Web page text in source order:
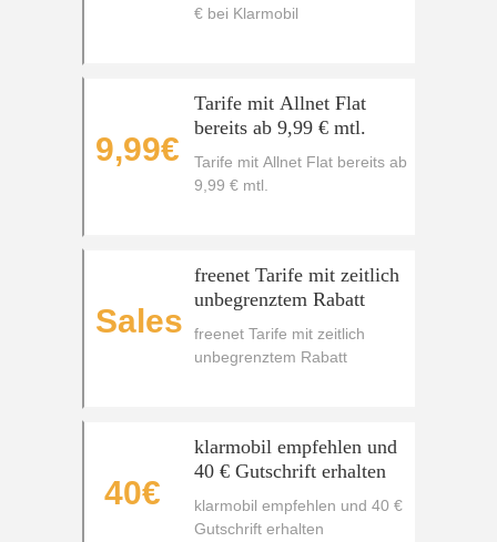
€ bei Klarmobil
9,99€
Tarife mit Allnet Flat
bereits ab 9,99 € mtl.
Tarife mit Allnet Flat bereits ab
9,99 € mtl.
Sales
freenet Tarife mit zeitlich
unbegrenztem Rabatt
freenet Tarife mit zeitlich
unbegrenztem Rabatt
40€
klarmobil empfehlen und
40 € Gutschrift erhalten
klarmobil empfehlen und 40 €
Gutschrift erhalten